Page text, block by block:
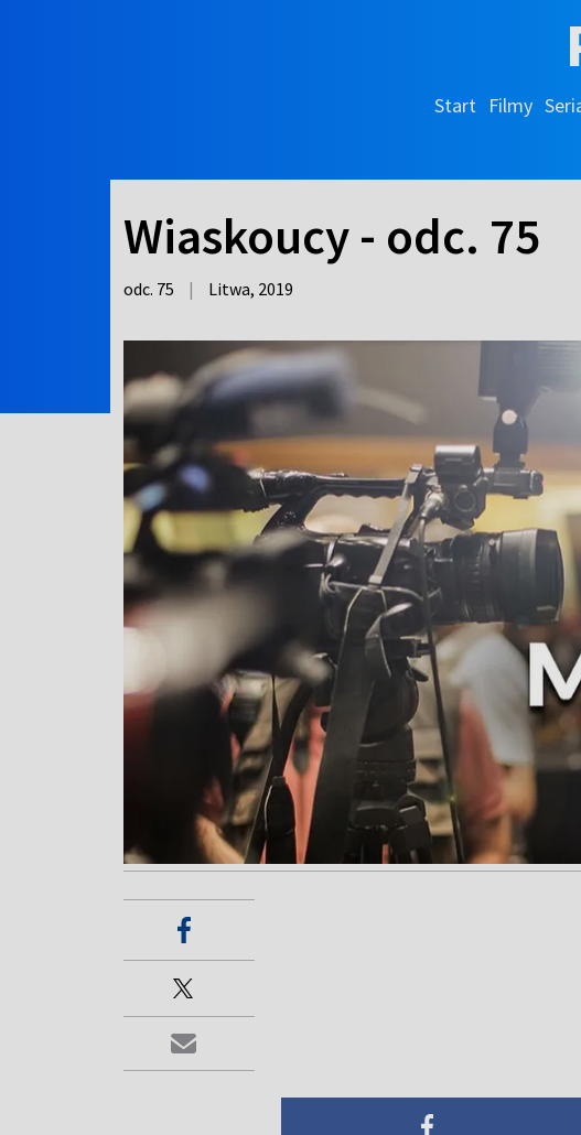
Start Filmy
Wiaskoucy - odc. 75
odc. 75 | Litwa, 2019